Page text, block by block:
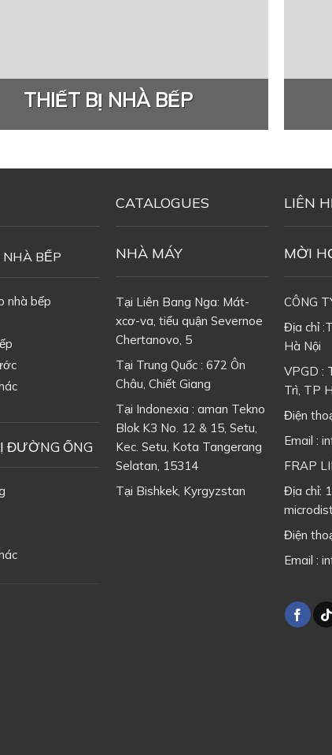
THIẾT BỊ NHÀ BẾP
BẾP
nhà bếp
ĐƯỜNG ỐNG
CATALOGUES
NHÀ MÁY
Tại Liên Bang Nga: Mát-
xcơ-va, tiểu quận Severnoe
Chertanovo, 5
Tại Trung Quốc : 672 Ôn
Châu, Chiết Giang
Tại Indonexia : aman Tekno
Blok K3 No. 12 & 15, Setu,
Kec. Setu, Kota Tangerang
Selatan, 15314
Tại Bishkek, Kyrgyzstan
LIÊN
MỜI
CÔNG
Địa chỉ
Hà Nội
VPGD :
Trì, TP
Điện
Email :
FRAP
Địa chỉ:
Điện
Email :